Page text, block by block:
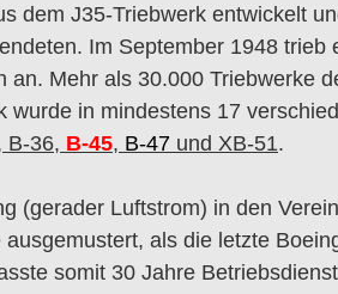
dem J35-Triebwerk entwickelt
Im September 1948 trieb
Mehr als 30.000 Triebwerke
in mindestens 17
B-36, B-45, B-47 und XB-51.
(gerader Luftstrom) in den
als die letzte
somit 30 Jahre